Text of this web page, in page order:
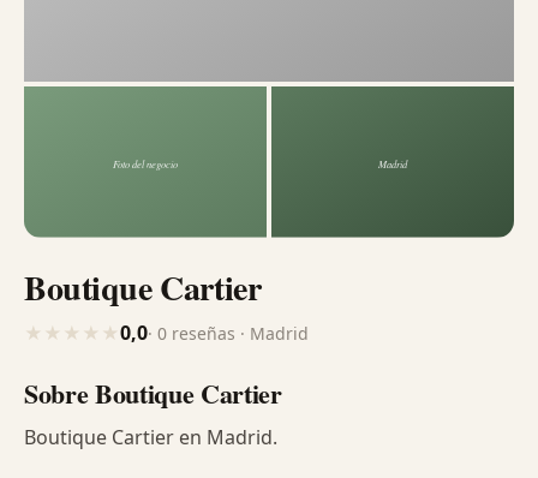
Boutique Cartier
★ ★ ★ ★ ★0,0· 0 reseñas · Madrid
Sobre Boutique Cartier
Boutique Cartier en Madrid.